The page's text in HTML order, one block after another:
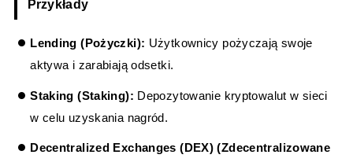
Przykłady
Lending (Pożyczki): Użytkownicy pożyczają swoje
aktywa i zarabiają odsetki.
Staking (Staking): Depozytowanie kryptowalut w sieci
w celu uzyskania nagród.
Decentralized Exchanges (DEX) (Zdecentralizowane